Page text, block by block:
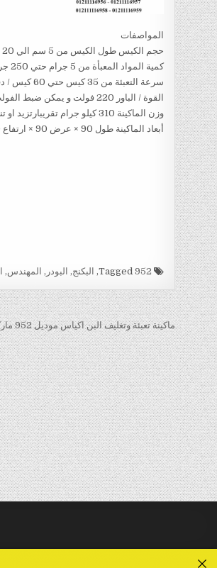
المواصفات
حجم الكيس طول الكيس من 5 سم الي 20 سم وعرض من 4 سم الي 14سم تقريبا و يمكن تعديل طول الكيس و عرض الكيس حسب متطلبات العمل
كمية المواد المعبأة من 5 جرام حتي 250 جرام تقريبا و يمكن تعديله حتي 500 جرام تقريبا
سرعة التعبئة من 35 كيس حتي 60 كيس / دقيقة تقريبا و لمادة التغليف اعتبار في السرعه
القوة / الباور 220 فولت و يمكن ضبط الفولت حسب الكهرباء المتاحه 1.2 كيلو وات تقريبا
وزن الماكينة 310 كيلو جرام تقريبارتزيد او تنقص حسب تحديثات الماكينة
أبعاد الماكينة طول 90 × عرض 90 × ارتفاع 180 سم تقريبا و يمكن فك الماكينة و تركيبها في اي مكان
952
, البكنج, البودر , المهندس,
تصفّح
المقالات
ماكينة تعبئة وتغليف البن اكياس موديل 952 ماركة المهندس منسى →